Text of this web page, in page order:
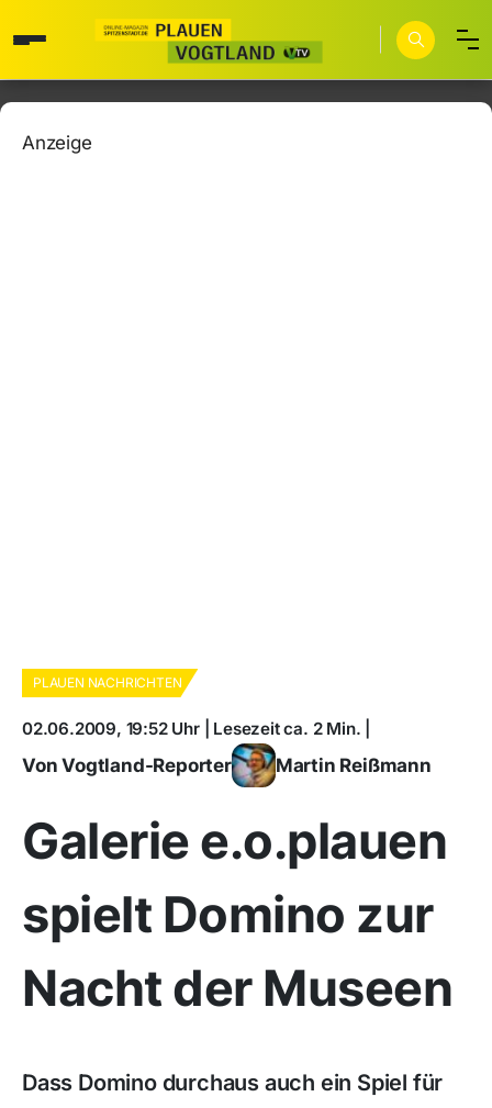
Anzeige
PLAUEN NACHRICHTEN
02.06.2009, 19:52 Uhr | Lesezeit ca. 2 Min. |
Von Vogtland-Reporter Martin Reißmann
Galerie e.o.plauen
spielt Domino zur
Nacht der Museen
Dass Domino durchaus auch ein Spiel für